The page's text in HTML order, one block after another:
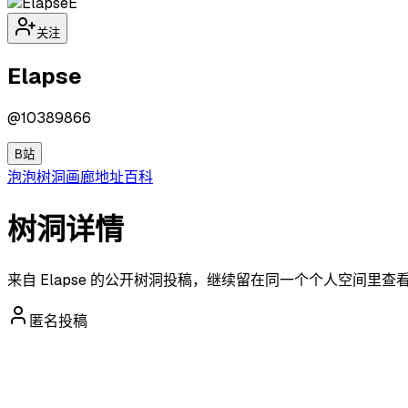
关注
Elapse
@10389866
B站
泡泡树洞画廊地址百科
树洞详情
来自 Elapse 的公开树洞投稿，继续留在同一个个人空间里查看
匿名投稿